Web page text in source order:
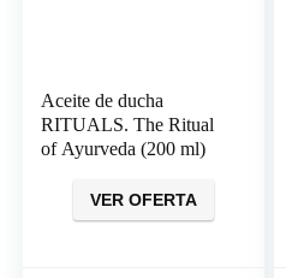
Aceite de ducha
RITUALS. The Ritual
of Ayurveda (200 ml)
VER OFERTA